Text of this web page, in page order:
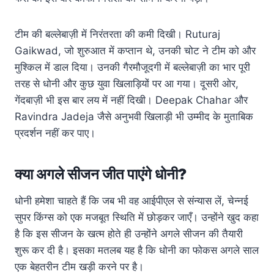
टीम की बल्लेबाज़ी में निरंतरता की कमी दिखी। Ruturaj
Gaikwad, जो शुरुआत में कप्तान थे, उनकी चोट ने टीम को और
मुश्किल में डाल दिया। उनकी गैरमौजूदगी में बल्लेबाज़ी का भार पूरी
तरह से धोनी और कुछ युवा खिलाड़ियों पर आ गया। दूसरी ओर,
गेंदबाज़ी भी इस बार लय में नहीं दिखी। Deepak Chahar और
Ravindra Jadeja जैसे अनुभवी खिलाड़ी भी उम्मीद के मुताबिक
प्रदर्शन नहीं कर पाए।
क्या अगले सीजन जीत पाएंगे धोनी?
धोनी हमेशा चाहते हैं कि जब भी वह आईपीएल से संन्यास लें, चेन्नई
सुपर किंग्स को एक मजबूत स्थिति में छोड़कर जाएँ। उन्होंने खुद कहा
है कि इस सीजन के खत्म होते ही उन्होंने अगले सीजन की तैयारी
शुरू कर दी है। इसका मतलब यह है कि धोनी का फोकस अगले साल
एक बेहतरीन टीम खड़ी करने पर है।